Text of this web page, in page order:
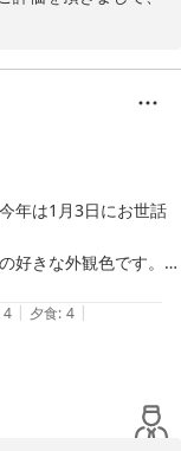
なしもできずに、ご
書き込みを頂き、大
ですが、畳を入れ替
のかなぁと思いまし
わざわざお立ち寄
かわりもできます
ります。今回はあ
年は1月3日にお世話
好きな外観色です。セ
ったです。
がありますね！
す。来月辺りに日帰り
考えております。
4 | 夕食: 4 |